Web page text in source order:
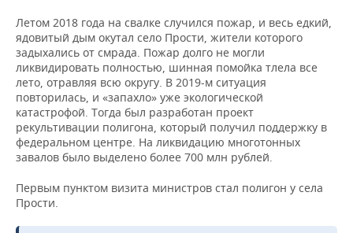
Летом 2018 года на свалке случился пожар, и весь едкий,
ядовитый дым окутал село Прости, жители которого
задыхались от смрада. Пожар долго не могли
ликвидировать полностью, шинная помойка тлела все
лето, отравляя всю округу. В 2019-м ситуация
повторилась, и «запахло» уже экологической
катастрофой. Тогда был разработан проект
рекультивации полигона, который получил поддержку в
федеральном центре. На ликвидацию многотонных
завалов было выделено более 700 млн рублей.
Первым пунктом визита министров стал полигон у села
Прости.